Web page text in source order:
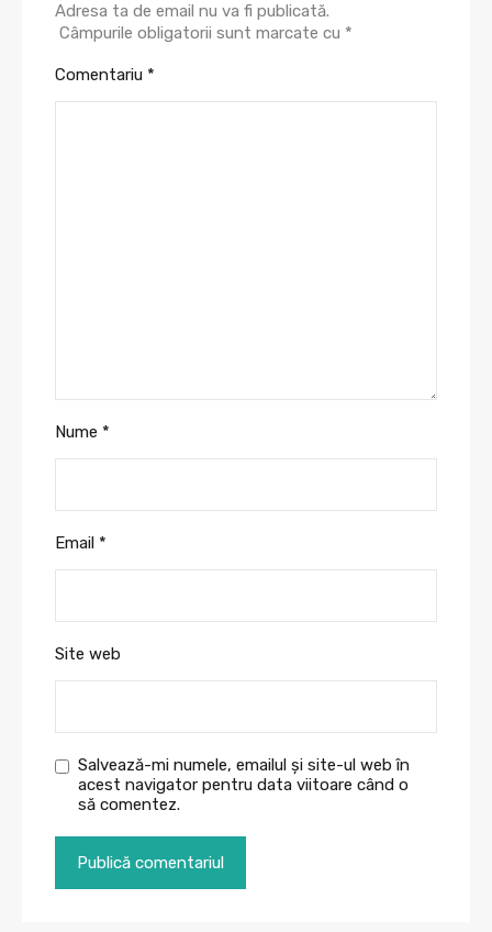
Adresa ta de email nu va fi publicată.
Câmpurile obligatorii sunt marcate cu *
Comentariu *
Nume *
Email *
Site web
Salvează-mi numele, emailul și site-ul web în
acest navigator pentru data viitoare când o
să comentez.